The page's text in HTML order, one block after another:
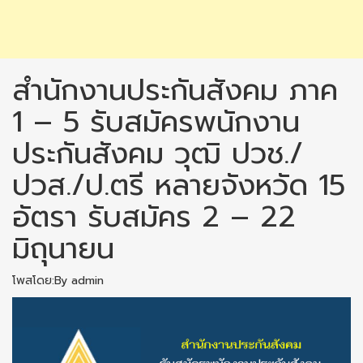
สำนักงานประกันสังคม ภาค
1 – 5 รับสมัครพนักงาน
ประกันสังคม วุฒิ ปวช./
ปวส./ป.ตรี หลายจังหวัด 15
อัตรา รับสมัคร 2 – 22
มิถุนายน
โพสโดย:By admin